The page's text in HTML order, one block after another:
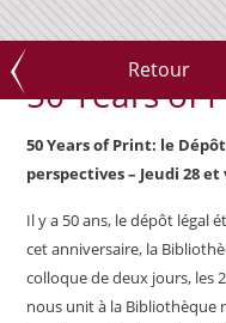
Retour
50 Years of
50 Years of Print: le
perspectives– Jeudi 28
Il y a 50 ans, le dépôt légal
cet anniversaire, la
colloque de deux jours, les
nous unit à la Bibliothèque